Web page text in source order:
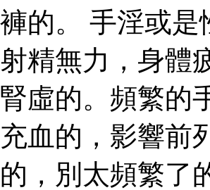
褲的。 手淫或
射精無力，身體
腎虛的。頻繁的
充血的，影響前
的，別太頻繁了